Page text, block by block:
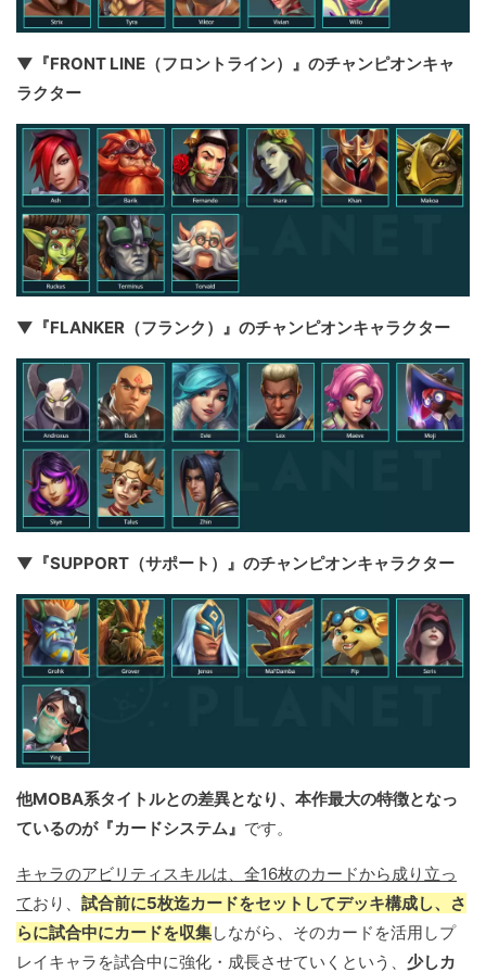
▼『FRONT LINE（フロントライン）』のチャンピオンキャ
ラクター
▼『FLANKER（フランク）』のチャンピオンキャラクター
▼『SUPPORT（サポート）』のチャンピオンキャラクター
他MOBA系タイトルとの差異となり、本作最大の特徴となっ
ているのが『カードシステム』 です。
キャラのアビリティスキルは、全16枚のカードから成り立っ
ており、 試合前に5枚迄カードをセットしてデッキ構成し、さ
らに試合中にカードを収集しながら、そのカードを活用しプ
レイキャラを試合中に強化・成長させていくという、 少しカ